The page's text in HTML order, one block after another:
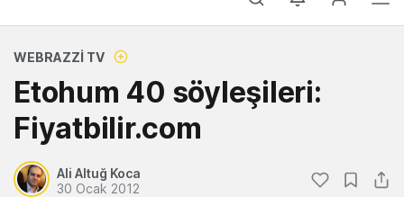
WEBRAZZI TV
Etohum 40 söyleşileri:
Fiyatbilir.com
Ali Altuğ Koca
30 Ocak 2012